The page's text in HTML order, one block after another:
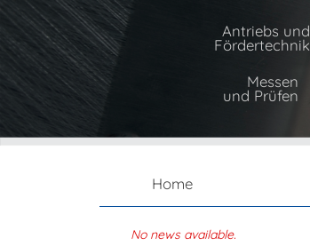
Messen
und Prüfen
Antriebs und
Fördertechnik
Home
No news available.